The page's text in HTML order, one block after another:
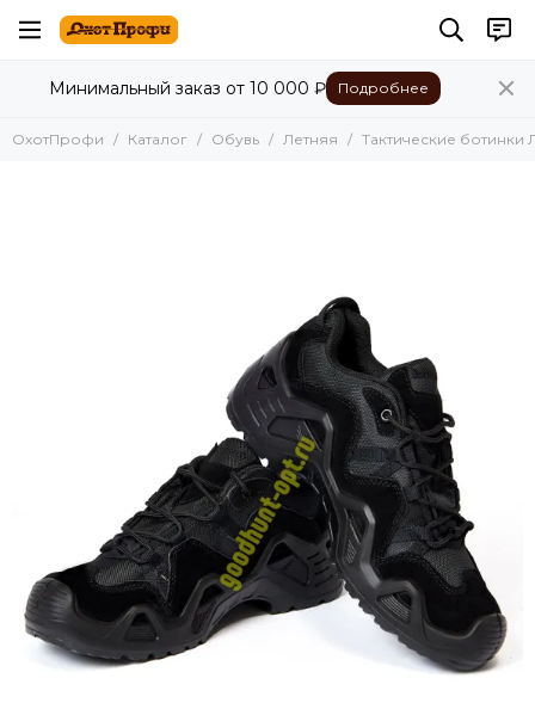
Обувь
Все товары
Минимальный заказ от 10 000 ₽ Подробнее
ОхотПрофи Каталог Обувь Летняя Тактические